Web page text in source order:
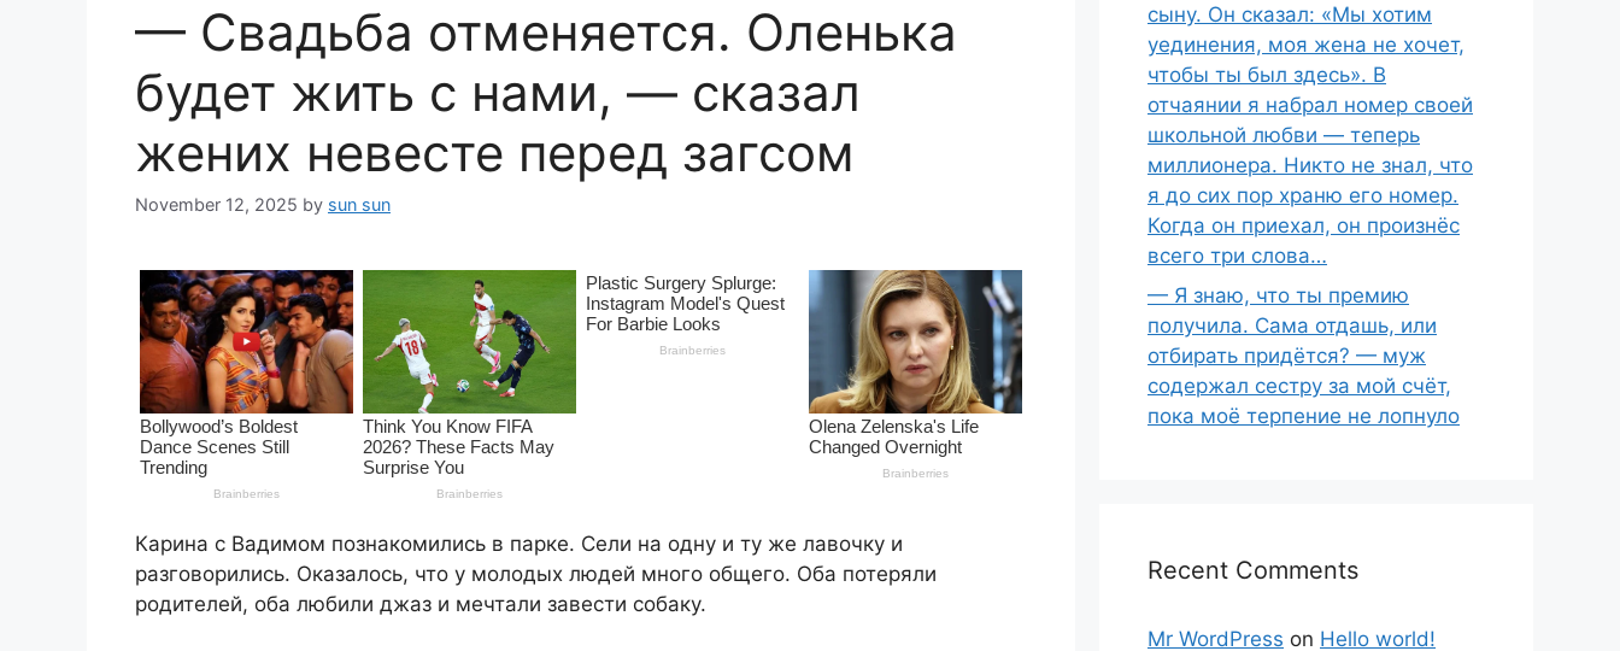
— Свадьба отменяется. Оленька
будет жить с нами, — сказал
жених невесте перед загсом
November 12, 2025 by sun sun
Карина с Вадимом познакомились в парке. Сели на одну и ту же лавочку и
разговорились. Оказалось, что у молодых людей много общего. Оба потеряли
родителей, оба любили джаз и мечтали завести собаку.
сыну. Он сказал: «Мы хотим
уединения, моя жена не хочет,
чтобы ты был здесь». В
отчаянии я набрал номер своей
школьной любви — теперь
миллионера. Никто не знал, что
я до сих пор храню его номер.
Когда он приехал, он произнёс
всего три слова…
— Я знаю, что ты премию
получила. Сама отдашь, или
отбирать придётся? — муж
содержал сестру за мой счёт,
пока моё терпение не лопнуло
Recent Comments
Mr WordPress on Hello world!